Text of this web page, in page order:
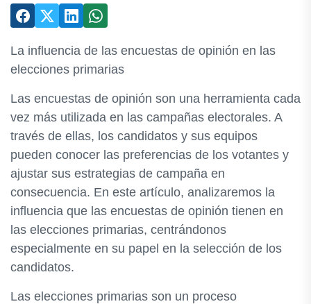
La influencia de las encuestas de opinión en las
elecciones primarias
Las encuestas de opinión son una herramienta cada
vez más utilizada en las campañas electorales. A
través de ellas, los candidatos y sus equipos
pueden conocer las preferencias de los votantes y
ajustar sus estrategias de campaña en
consecuencia. En este artículo, analizaremos la
influencia que las encuestas de opinión tienen en
las elecciones primarias, centrándonos
especialmente en su papel en la selección de los
candidatos.
Las elecciones primarias son un proceso